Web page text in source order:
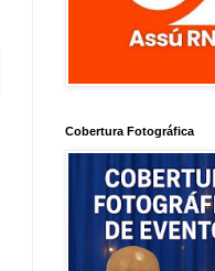
Cobertura Fotográfica